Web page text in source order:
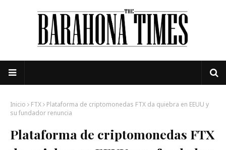
Inicio FTX
Plataforma de criptomonedas FTX da quiebra en EEUU y
su fundador renuncia
Plataforma de criptomonedas FTX